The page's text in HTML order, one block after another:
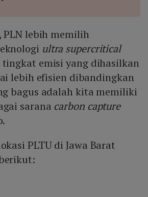
PLN lebih memilih
ultra supercritical
emisi yang dihasilkan
lebih efisien dibandingkan
bagus adalah kita memiliki
sarana carbon capture
PLTU di Jawa Barat